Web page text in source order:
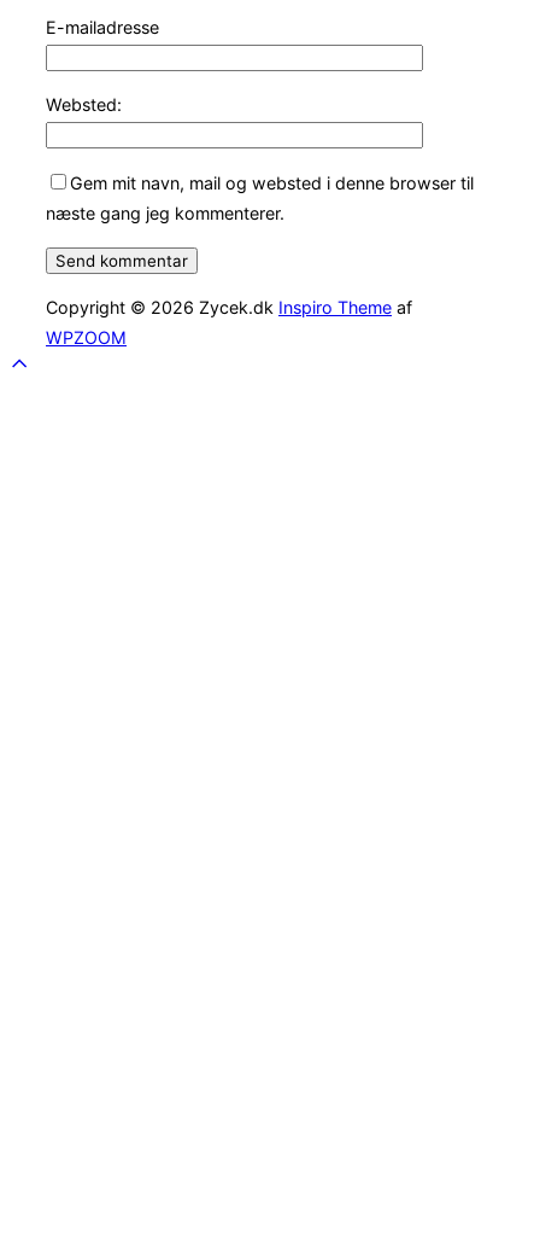
E-mailadresse
Websted:
Gem mit navn, mail og websted i denne browser til
næste gang jeg kommenterer.
Copyright © 2026 Zycek.dk Inspiro Theme af
WPZOOM